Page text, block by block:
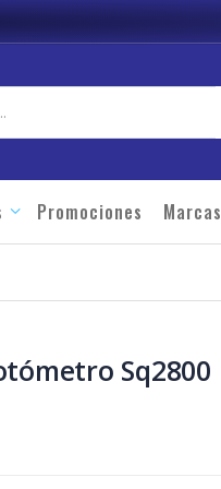
Promociones Marcas
Sq2800